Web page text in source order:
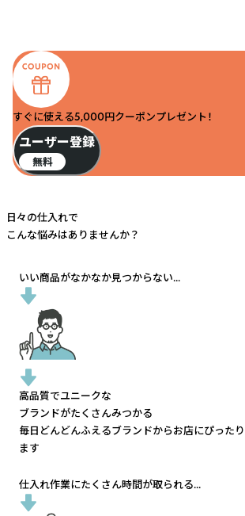
すぐに使える5,000円クーポンプレゼント！
ユーザー登録
無料
日々の仕入れで
こんな悩みはありませんか？
いい商品がなかなか見つからない...
高品質でユニークな
ブランドがたくさんみつかる
毎日どんどんふえるブランドからお店にぴった
ます
仕入れ作業にたくさん時間が取られる...